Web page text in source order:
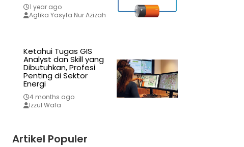
1 year ago
Agtika Yasyfa Nur Azizah
Ketahui Tugas GIS
Analyst dan Skill yang
Dibutuhkan, Profesi
Penting di Sektor
Energi
4 months ago
Izzul Wafa
Artikel Populer